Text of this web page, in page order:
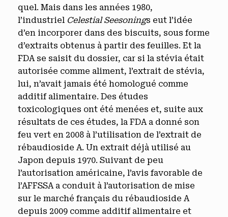
quel. Mais dans les années 1980,
l’industriel Celestial Seesonings eut l’idée
d’en incorporer dans des biscuits, sous forme
d’extraits obtenus à partir des feuilles. Et la
FDA se saisit du dossier, car si la stévia était
autorisée comme aliment, l’extrait de stévia,
lui, n’avait jamais été homologué comme
additif alimentaire. Des études
toxicologiques ont été menées et, suite aux
résultats de ces études, la FDA a donné son
feu vert en 2008 à l’utilisation de l’extrait de
rébaudioside A. Un extrait déjà utilisé au
Japon depuis 1970. Suivant de peu
l’autorisation américaine, l’avis favorable de
l’AFFSSA a conduit à l’autorisation de mise
sur le marché français du rébaudioside A
depuis 2009 comme additif alimentaire et